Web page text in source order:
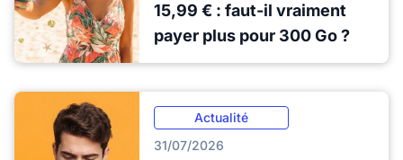
15,99 € : faut-il vraiment
payer plus pour 300 Go ?
Actualité
31/07/2026